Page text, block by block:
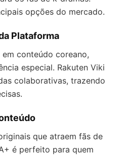
opções do mercado.
Plataforma
em conteúdo coreano,
especial. Rakuten Viki
colaborativas, trazendo
que atraem fãs de
é perfeito para quem